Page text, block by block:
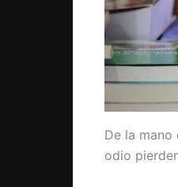
De la
odio